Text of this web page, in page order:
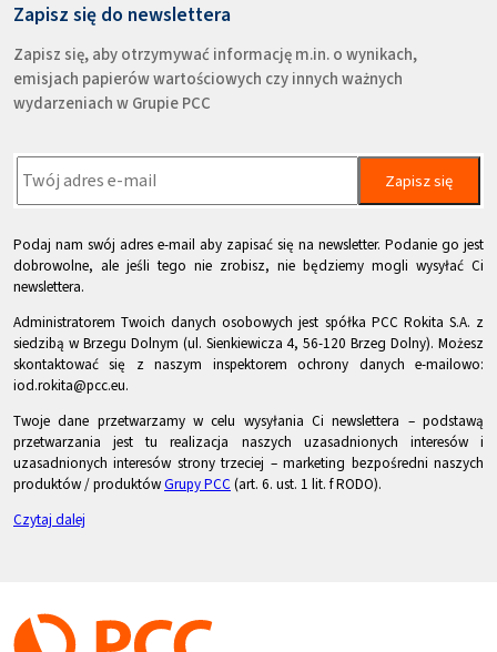
Zapisz się do newslettera
Zapisz się, aby otrzymywać informację m.in. o wynikach,
emisjach papierów wartościowych czy innych ważnych
wydarzeniach w Grupie PCC
Zapisz się
Podaj nam swój adres e-mail aby zapisać się na newsletter. Podanie go jest
dobrowolne, ale jeśli tego nie zrobisz, nie będziemy mogli wysyłać Ci
newslettera.
Administratorem Twoich danych osobowych jest spółka PCC Rokita S.A. z
siedzibą w Brzegu Dolnym (ul. Sienkiewicza 4, 56-120 Brzeg Dolny). Możesz
skontaktować się z naszym inspektorem ochrony danych e-mailowo:
iod.rokita@pcc.eu.
Twoje dane przetwarzamy w celu wysyłania Ci newslettera – podstawą
przetwarzania jest tu realizacja naszych uzasadnionych interesów i
uzasadnionych interesów strony trzeciej – marketing bezpośredni naszych
produktów / produktówGrupy PCC (art. 6. ust. 1 lit. f RODO).
Czytaj dalej